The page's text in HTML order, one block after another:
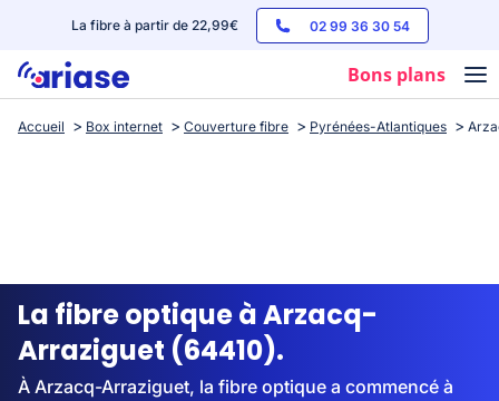
La fibre à partir de 22,99€ 02 99 36 30 54
Bons plans
Box internet
Streaming
Accueil Box internet Couverture fibre Pyrénées-Atlantiques
La fibre optique à Arzacq-
Arraziguet (64410).
À Arzacq-Arraziguet, la fibre optique a commencé à